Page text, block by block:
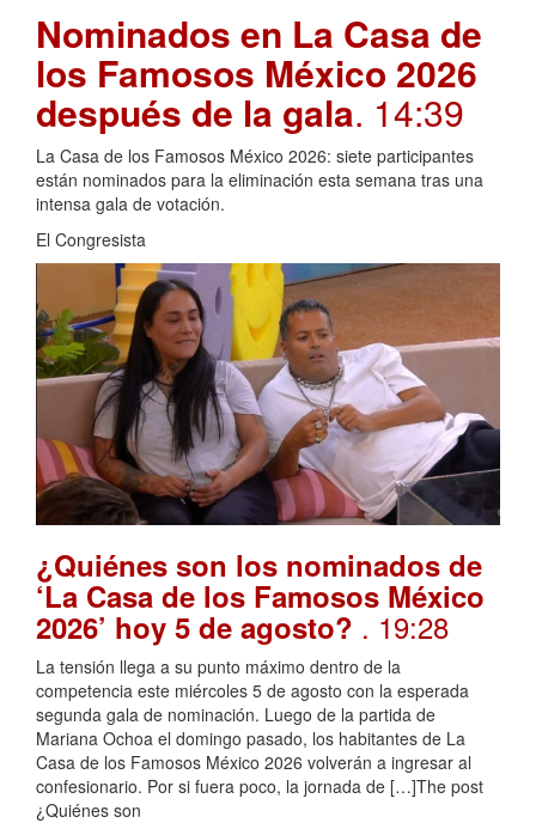
Nominados en La Casa de
los Famosos México 2026
después de la gala. 14:39
La Casa de los Famosos México 2026: siete participantes
están nominados para la eliminación esta semana tras una
intensa gala de votación.
El Congresista
¿Quiénes son los nominados de
‘La Casa de los Famosos México
2026’ hoy 5 de agosto? . 19:28
La tensión llega a su punto máximo dentro de la
competencia este miércoles 5 de agosto con la esperada
segunda gala de nominación. Luego de la partida de
Mariana Ochoa el domingo pasado, los habitantes de La
Casa de los Famosos México 2026 volverán a ingresar al
confesionario. Por si fuera poco, la jornada de […]The post
¿Quiénes son